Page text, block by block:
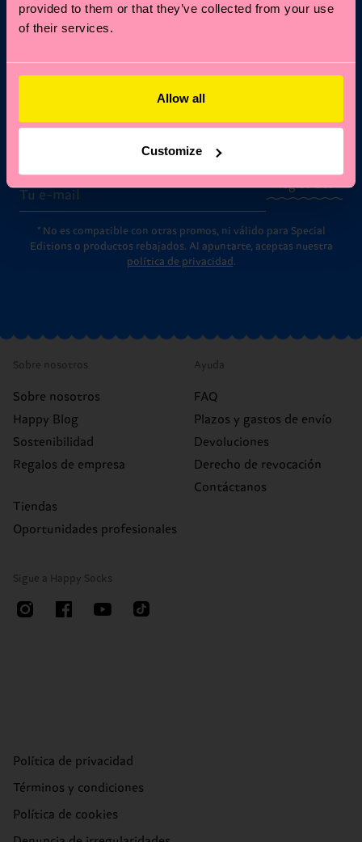
provided to them or that they’ve collected from your use
of their services.
Allow all
Customize
¿Te apetece un 10 %
de descuento en tu
primer pedido?
Suscríbete a las novedades de Happy Socks y obtén un
10 % de descuento* y las últimas noticias y ofertas.
Correo electrónico
Regístrate
* No es compatible con otras promos, ni válido para Special
Editions o productos rebajados. Al apuntarte, aceptas nuestra
política de privacidad .
Sobre nosotros
Sobre nosotros
Happy Blog
Sostenibilidad
Regalos de empresa
Tiendas
Oportunidades profesionales
Ayuda
FAQ
Plazos y gastos de envío
Devoluciones
Derecho de revocación
Contáctanos
Sigue a Happy Socks
Política de privacidad
Términos y condiciones
Política de cookies